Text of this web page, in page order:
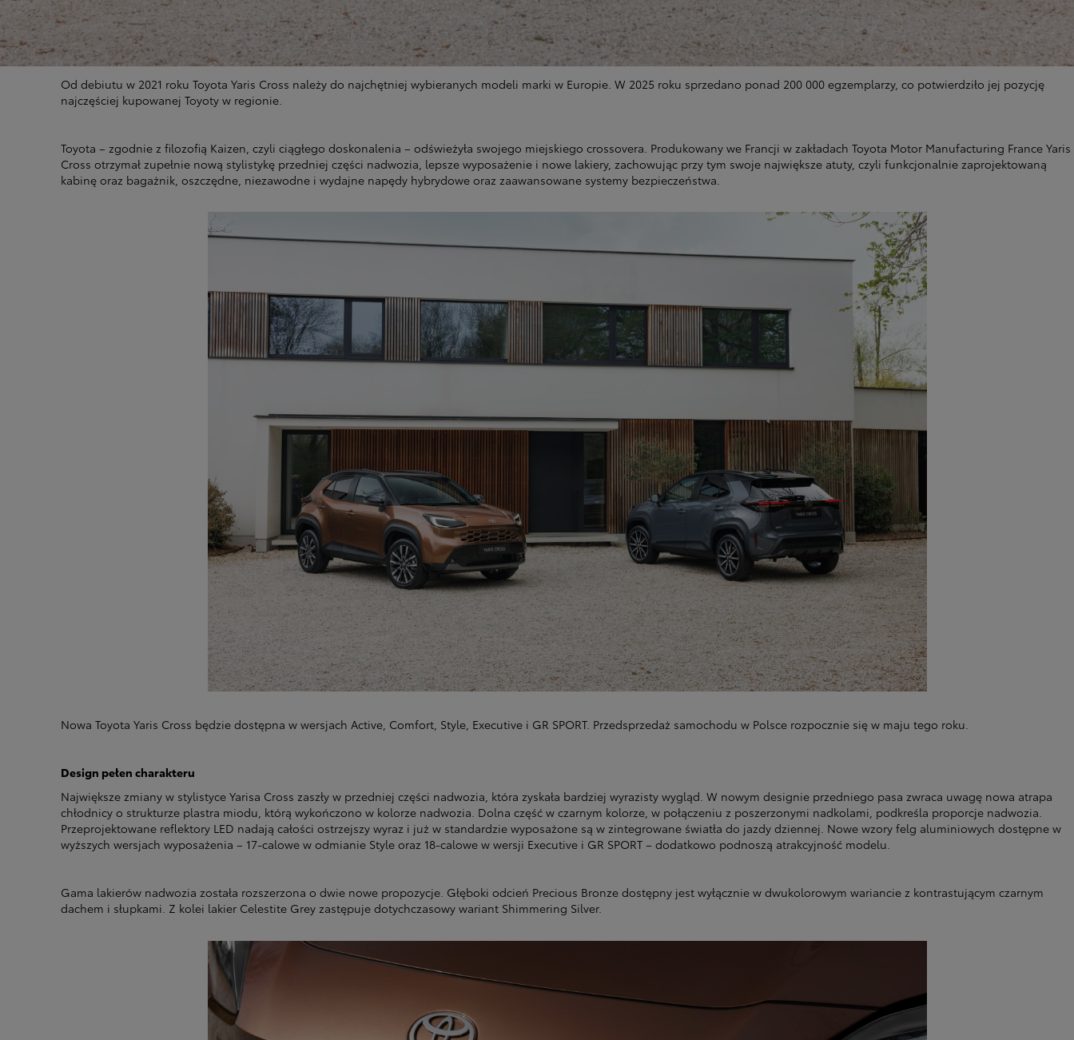
Od debiutu w 2021 roku Toyota Yaris Cross należy do najchętniej wybieranych modeli marki w Europie. W 2025 roku sprzedano ponad 200 000 egzemplarzy, co potwierdziło jej pozycję
najczęściej kupowanej Toyoty w regionie.
Toyota – zgodnie z filozofią Kaizen, czyli ciągłego doskonalenia – odświeżyła swojego miejskiego crossovera. Produkowany we Francji w zakładach Toyota Motor Manufacturing France Yaris
Cross otrzymał zupełnie nową stylistykę przedniej części nadwozia, lepsze wyposażenie i nowe lakiery, zachowując przy tym swoje największe atuty, czyli funkcjonalnie zaprojektowaną
kabinę oraz bagażnik, oszczędne, niezawodne i wydajne napędy hybrydowe oraz zaawansowane systemy bezpieczeństwa.
Nowa Toyota Yaris Cross będzie dostępna w wersjach Active, Comfort, Style, Executive i GR SPORT. Przedsprzedaż samochodu w Polsce rozpocznie się w maju tego roku.
Design pełen charakteru
Największe zmiany w stylistyce Yarisa Cross zaszły w przedniej części nadwozia, która zyskała bardziej wyrazisty wygląd. W nowym designie przedniego pasa zwraca uwagę nowa atrapa
chłodnicy o strukturze plastra miodu, którą wykończono w kolorze nadwozia. Dolna część w czarnym kolorze, w połączeniu z poszerzonymi nadkolami, podkreśla proporcje nadwozia.
Przeprojektowane reflektory LED nadają całości ostrzejszy wyraz i już w standardzie wyposażone są w zintegrowane światła do jazdy dziennej. Nowe wzory felg aluminiowych dostępne w
wyższych wersjach wyposażenia – 17-calowe w odmianie Style oraz 18-calowe w wersji Executive i GR SPORT – dodatkowo podnoszą atrakcyjność modelu.
Gama lakierów nadwozia została rozszerzona o dwie nowe propozycje. Głęboki odcień Precious Bronze dostępny jest wyłącznie w dwukolorowym wariancie z kontrastującym czarnym
dachem i słupkami. Z kolei lakier Celestite Grey zastępuje dotychczasowy wariant Shimmering Silver.